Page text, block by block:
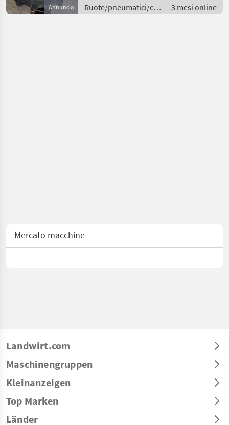
Annuncio
Ruote/pneumatici/cerchioni
/ Ruote complete
3 mesi online
Mercato macchine
Landwirt.com
Maschinengruppen
Kleinanzeigen
Top Marken
Länder